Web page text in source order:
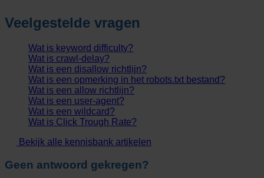
Veelgestelde vragen
Wat is keyword difficulty?
Wat is crawl-delay?
Wat is een disallow richtlijn?
Wat is een opmerking in het robots.txt bestand?
Wat is een allow richtlijn?
Wat is een user-agent?
Wat is een wildcard?
Wat is Click Trough Rate?
Bekijk alle kennisbank artikelen
Geen antwoord gekregen?